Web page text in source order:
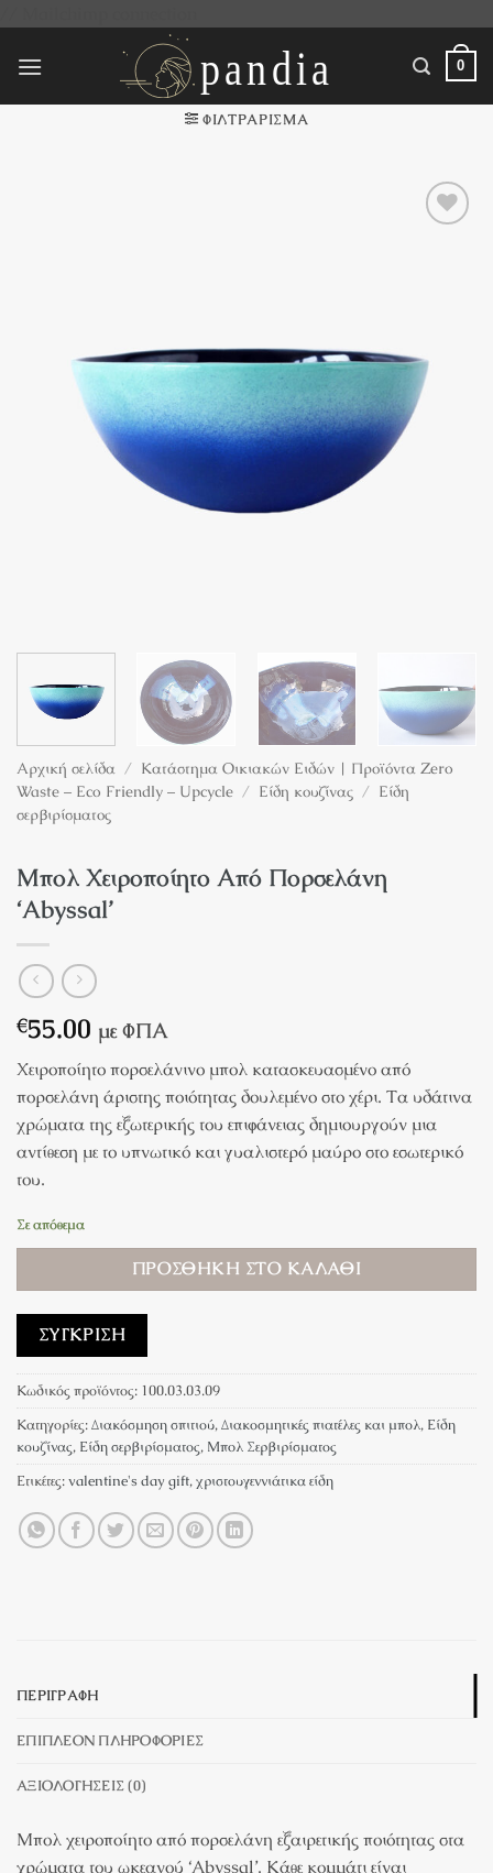
περιεχόμενο
0
ΦΙΛΤΡΆΡΙΣΜΑ
Αρχική σελίδα / Κατάστημα Οικιακών Ειδών | Προϊόντα Zero
Waste – Eco Friendly – Upcycle / Είδη κουζίνας / Είδη
σερβιρίσματος
Μπολ Χειροποίητο Από Πορσελάνη
‘Abyssal’
€55.00 με ΦΠΑ
Χειροποίητο πορσελάνινο μπολ κατασκευασμένο από
πορσελάνη άριστης ποιότητας δουλεμένο στο χέρι. Τα υδάτινα
χρώματα της εξωτερικής του επιφάνειας δημιουργούν μια
αντίθεση με το υπνωτικό και γυαλιστερό μαύρο στο εσωτερικό
του.
Σε απόθεμα
ΠΡΟΣΘΉΚΗ ΣΤΟ ΚΑΛΆΘΙ
ΣΎΓΚΡΙΣΗ
Κωδικός προϊόντος: 100.03.03.09
Κατηγορίες:Διακόσμηση σπιτιού,Διακοσμητικές πιατέλες και μπολ, Είδη
κουζίνας, Είδη σερβιρίσματος, Μπoλ Σερβιρίσματος
Ετικέτες:valentine's day gift,χριστουγεννιάτικα είδη
ΠΕΡΙΓΡΑΦΉ
ΕΠΙΠΛΈΟΝ ΠΛΗΡΟΦΟΡΊΕΣ
ΑΞΙΟΛΟΓΉΣΕΙΣ (0)
Μπολ χειροποίητο από πορσελάνη εξαιρετικής ποιότητας στα
χρώματα του ωκεανού ‘Abyssal’. Κάθε κομμάτι είναι